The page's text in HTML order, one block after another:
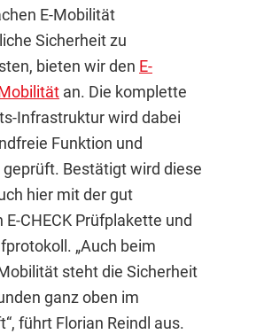
E-Mobilität
Sicherheit zu
bieten wir den E-
an. Die komplette
Infrastruktur wird dabei
Funktion und
Bestätigt wird diese
hier mit der gut
E-CHECK Prüfplakette und
„Auch beim
steht die Sicherheit
ganz oben im
führt Florian Reindl aus.